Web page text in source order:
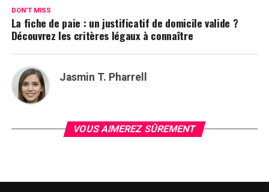
DON'T MISS
La fiche de paie : un justificatif de domicile valide ?
Découvrez les critères légaux à connaître
Jasmin T. Pharrell
VOUS AIMEREZ SÛREMENT